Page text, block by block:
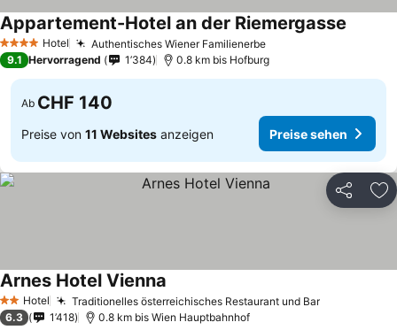
4 Sterne Hotel Authentisches Wiener Familienerbe
Appartement-Hotel an der Riemergasse
9.1 Hervorragend 1’384 0.8 km bis Hofburg
Ab CHF 140
Preise von 11 Websites anzeigen Preise sehen
Teilen
2 Sterne
Hotel Traditionelles österreichisches Restaurant und Bar
Arnes Hotel Vienna
6.3 1’418 0.8 km bis Wien Hauptbahnhof